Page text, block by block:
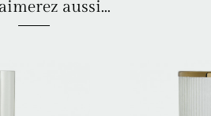
aussi...